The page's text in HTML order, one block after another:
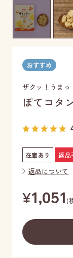
ザクッ！うまっ
ぽてコタ
在庫あり 返品
返品について
¥1,051 (